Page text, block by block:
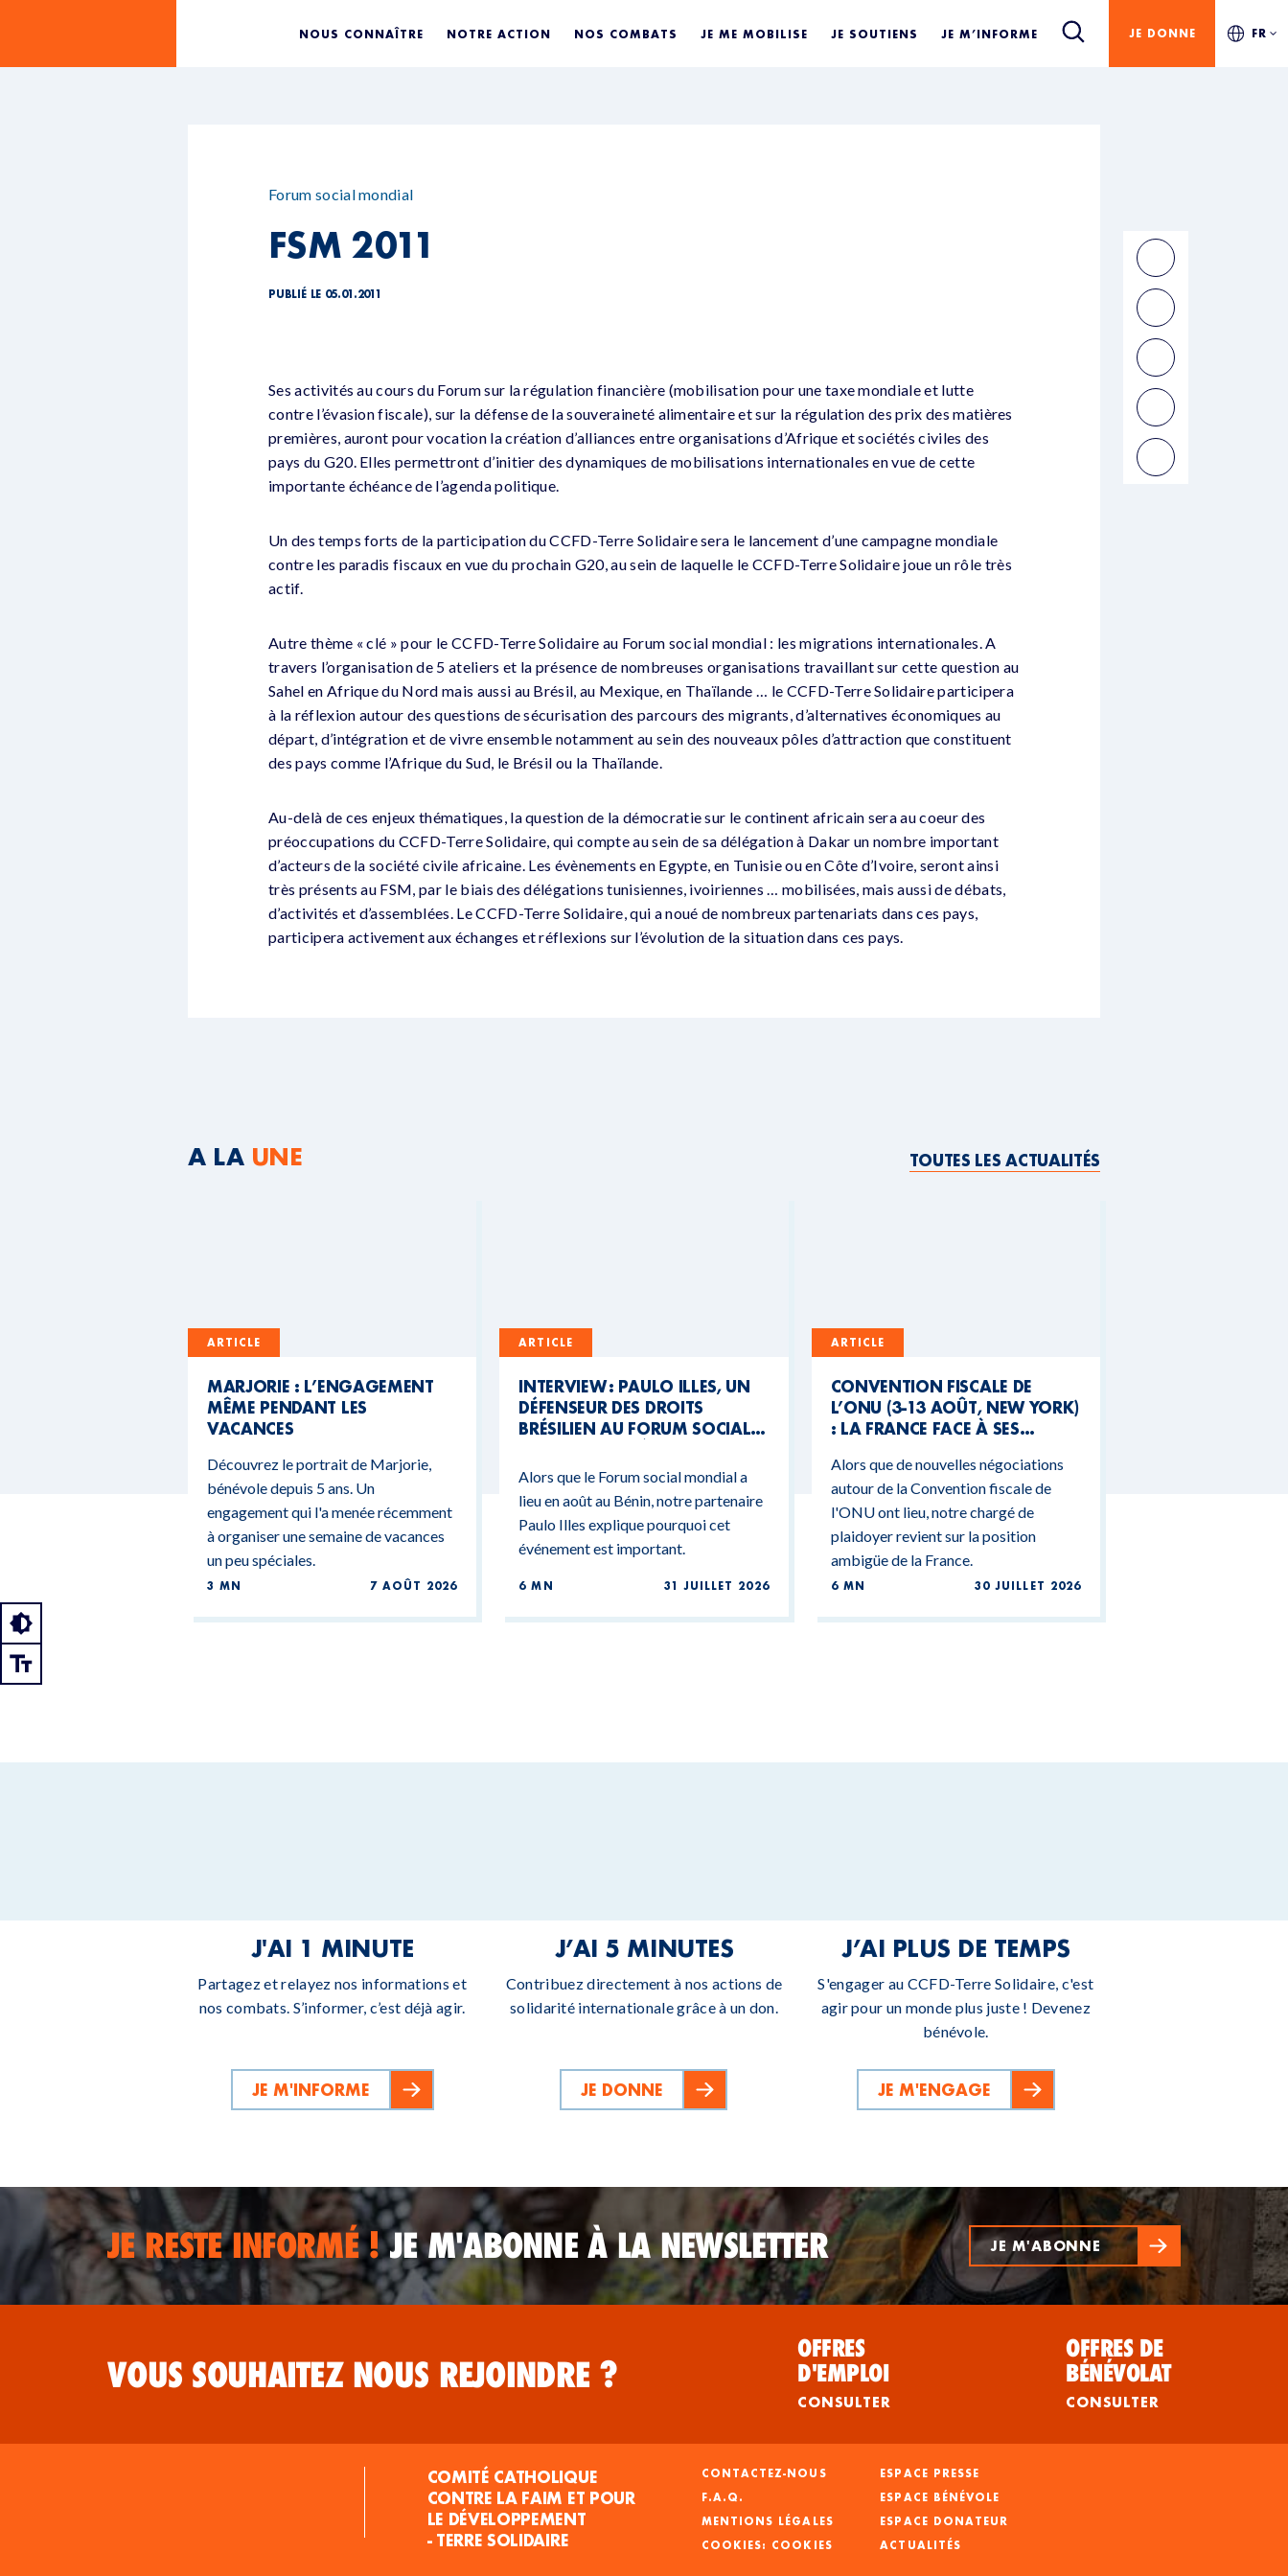
NOUS CONNAÎTRE NOTRE ACTION NOS COMBATS JE ME MOBILISE JE SOUTIENS JE M’INFORME JE DONNE FR
Forum social mondial
FSM 2011
PUBLIÉ LE 05.01.2011
Ses activités au cours du Forum sur la régulation financière (mobilisation pour une taxe mondiale et lutte
contre l’évasion fiscale), sur la défense de la souveraineté alimentaire et sur la régulation des prix des matières
premières, auront pour vocation la création d’alliances entre organisations d’Afrique et sociétés civiles des
pays du G20. Elles permettront d’initier des dynamiques de mobilisations internationales en vue de cette
importante échéance de l’agenda politique.
Un des temps forts de la participation du CCFD-Terre Solidaire sera le lancement d’une campagne mondiale
contre les paradis fiscaux en vue du prochain G20, au sein de laquelle le CCFD-Terre Solidaire joue un rôle très
actif.
Autre thème « clé » pour le CCFD-Terre Solidaire au Forum social mondial : les migrations internationales. A
travers l’organisation de 5 ateliers et la présence de nombreuses organisations travaillant sur cette question au
Sahel en Afrique du Nord mais aussi au Brésil, au Mexique, en Thaïlande … le CCFD-Terre Solidaire participera
à la réflexion autour des questions de sécurisation des parcours des migrants, d’alternatives économiques au
départ, d’intégration et de vivre ensemble notamment au sein des nouveaux pôles d’attraction que constituent
des pays comme l’Afrique du Sud, le Brésil ou la Thaïlande.
Au-delà de ces enjeux thématiques, la question de la démocratie sur le continent africain sera au coeur des
préoccupations du CCFD-Terre Solidaire, qui compte au sein de sa délégation à Dakar un nombre important
d’acteurs de la société civile africaine. Les évènements en Egypte, en Tunisie ou en Côte d’Ivoire, seront ainsi
très présents au FSM, par le biais des délégations tunisiennes, ivoiriennes … mobilisées, mais aussi de débats,
d’activités et d’assemblées. Le CCFD-Terre Solidaire, qui a noué de nombreux partenariats dans ces pays,
participera activement aux échanges et réflexions sur l’évolution de la situation dans ces pays.
A LA UNE TOUTES LES ACTUALITÉS
ARTICLE
MARJORIE : L’ENGAGEMENT
MÊME PENDANT LES
VACANCES
Découvrez le portrait de Marjorie,
bénévole depuis 5 ans. Un
engagement qui l'a menée récemment
à organiser une semaine de vacances
un peu spéciales.
3 MN 7 AOÛT 2026
ARTICLE
INTERVIEW : PAULO ILLES, UN
DÉFENSEUR DES DROITS
BRÉSILIEN AU FORUM SOCIAL
Alors que le Forum social mondial a
lieu en août au Bénin, notre partenaire
Paulo Illes explique pourquoi cet
événement est important.
6 MN 31 JUILLET 2026
ARTICLE
CONVENTION FISCALE DE
L’ONU (3-13 AOÛT, NEW YORK)
: LA FRANCE FACE À SES
BUDGÉTAIRES
Alors que de nouvelles négociations
autour de la Convention fiscale de
l'ONU ont lieu, notre chargé de
plaidoyer revient sur la position
ambigüe de la France.
6 MN 30 JUILLET 2026
J'AI 1 MINUTE
Partagez et relayez nos informations et
nos combats. S’informer, c’est déjà agir.
JE M'INFORME
J’AI 5 MINUTES
Contribuez directement à nos actions de
solidarité internationale grâce à un don.
JE DONNE
J’AI PLUS DE TEMPS
S'engager au CCFD-Terre Solidaire, c'est
agir pour un monde plus juste ! Devenez
bénévole.
JE M'ENGAGE
JE RESTE INFORMÉ !JE M'ABONNE À LA NEWSLETTER JE M'ABONNE
VOUS SOUHAITEZ NOUS REJOINDRE ?
OFFRES
D'EMPLOI
CONSULTER
OFFRES DE
BÉNÉVOLAT
CONSULTER
COMITÉ CATHOLIQUE
CONTRE LA FAIM ET POUR
LE DÉVELOPPEMENT
- TERRE SOLIDAIRE
CONTACTEZ-NOUS
F.A.Q.
MENTIONS LÉGALES
COOKIES
ESPACE PRESSE
ESPACE BÉNÉVOLE
ESPACE DONATEUR
ACTUALITÉS